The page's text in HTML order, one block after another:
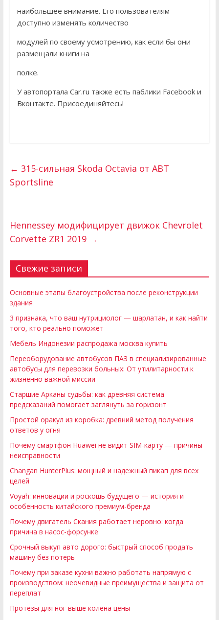
наибольшее внимание. Его пользователям
доступно изменять количество
модулей по своему усмотрению, как если бы они
размещали книги на
полке.
У автопортала Car.ru также есть паблики Facebook и
Вконтакте. Присоединяйтесь!
← 315-сильная Skoda Octavia от ABT
Sportsline
Hennessey модифицирует движок Chevrolet
Corvette ZR1 2019 →
Свежие записи
Основные этапы благоустройства после реконструкции
здания
3 признака, что ваш нутрициолог — шарлатан, и как найти
того, кто реально поможет
Мебель Индонезии распродажа москва купить
Переоборудование автобусов ПАЗ в специализированные
автобусы для перевозки больных: От утилитарности к
жизненно важной миссии
Старшие Арканы судьбы: как древняя система
предсказаний помогает заглянуть за горизонт
Простой оракул из коробка: древний метод получения
ответов у огня
Почему смартфон Huawei не видит SIM-карту — причины
неисправности
Changan HunterPlus: мощный и надежный пикап для всех
целей
Voyah: инновации и роскошь будущего — история и
особенность китайского премиум-бренда
Почему двигатель Скания работает неровно: когда
причина в насос-форсунке
Срочный выкуп авто дорого: быстрый способ продать
машину без потерь
Почему при заказе кухни важно работать напрямую с
производством: неочевидные преимущества и защита от
переплат
Протезы для ног выше колена цены